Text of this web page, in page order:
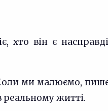
хто він є
ми малюємо,
реальному житті.